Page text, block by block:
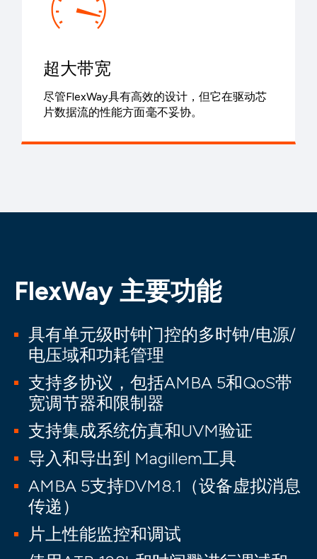
超大带宽
尽管FlexWay具有高效的设计，但它在驱动芯
片数据流的性能方面毫不妥协。
FlexWay 主要功能
具有单元级时钟门控的多时钟/电源/
电压域和功耗管理
支持多协议，包括AMBA 5和QoS带
宽调节器和限制器
支持集成系统仿真和UVM验证
导入和导出到 Magillem工具
AMBA 5支持DVM8.1（设备虚拟消息
传递）
片上性能监控和调试